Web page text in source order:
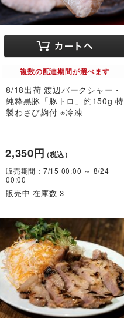
複数の配達期間が選べます
8/18出荷 渡辺バークシャー・
純粋黒豚「豚トロ」約150g 特
製わさび麹付 ※冷凍
2,350円（税込）
販売期間：7/15 00:00 ～ 8/24
00:00
販売中 在庫数 3